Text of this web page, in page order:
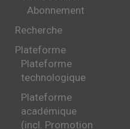
Abonnement
Recherche
Plateforme
Plateforme
technologique
Plateforme
académique
(incl. Promotion